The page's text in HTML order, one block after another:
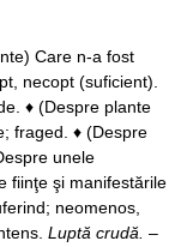
Care n-a fost
necopt (suficient).
♦ (Despre plante
fraged. ♦ (Despre
unele
fiinţe şi manifestările
neomenos,
Luptă crudă. –